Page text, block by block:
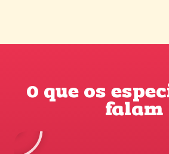
O que osfalam